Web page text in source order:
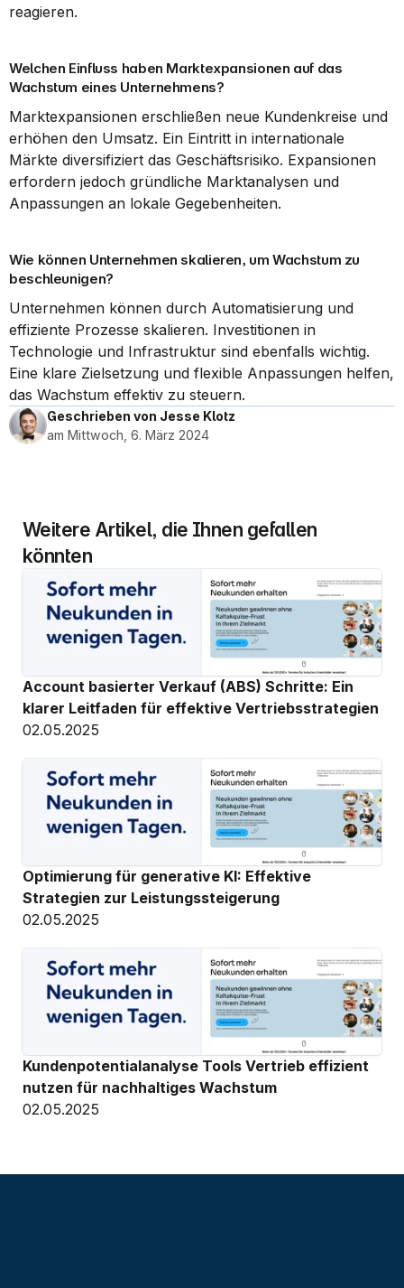
reagieren.
Welchen Einfluss haben Marktexpansionen auf das
Wachstum eines Unternehmens?
Marktexpansionen erschließen neue Kundenkreise und
erhöhen den Umsatz. Ein Eintritt in internationale
Märkte diversifiziert das Geschäftsrisiko. Expansionen
erfordern jedoch gründliche Marktanalysen und
Anpassungen an lokale Gegebenheiten.
Wie können Unternehmen skalieren, um Wachstum zu
beschleunigen?
Unternehmen können durch Automatisierung und
effiziente Prozesse skalieren. Investitionen in
Technologie und Infrastruktur sind ebenfalls wichtig.
Eine klare Zielsetzung und flexible Anpassungen helfen,
das Wachstum effektiv zu steuern.
Geschrieben von Jesse Klotz
am Mittwoch, 6. März 2024
Weitere Artikel, die Ihnen gefallen
könnten
Account basierter Verkauf (ABS) Schritte: Ein
klarer Leitfaden für effektive Vertriebsstrategien
02.05.2025
Optimierung für generative KI: Effektive
Strategien zur Leistungssteigerung
02.05.2025
Kundenpotentialanalyse Tools Vertrieb effizient
nutzen für nachhaltiges Wachstum
02.05.2025